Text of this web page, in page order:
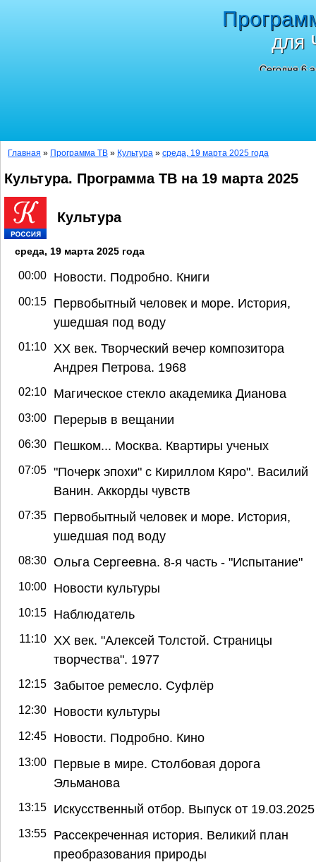
для
Сегодня 6
Главная » Программа ТВ » Культура » среда, 19 марта 2025 года
Культура. Программа ТВ на 19 марта 2025
Культура
среда, 19 марта 2025 года
00:00 Новости. Подробно. Книги
00:15
Первобытный человек и море. История,
ушедшая под воду
01:10
ХХ век. Творческий вечер композитора
Андрея Петрова. 1968
02:10 Магическое стекло академика Дианова
03:00 Перерыв в вещании
06:30 Пешком... Москва. Квартиры ученых
07:05 "Почерк эпохи" с Кириллом Кяро". Василий
Ванин. Аккорды чувств
07:35
Первобытный человек и море. История,
ушедшая под воду
08:30 Ольга Сергеевна. 8-я часть - "Испытание"
10:00 Новости культуры
10:15 Наблюдатель
11:10
ХХ век. "Алексей Толстой. Страницы
творчества". 1977
12:15 Забытое ремесло. Суфлёр
12:30 Новости культуры
12:45 Новости. Подробно. Кино
13:00
Первые в мире. Столбовая дорога
Эльманова
13:15 Искусственный отбор. Выпуск от 19.03.2025
13:55
Рассекреченная история. Великий план
преобразования природы